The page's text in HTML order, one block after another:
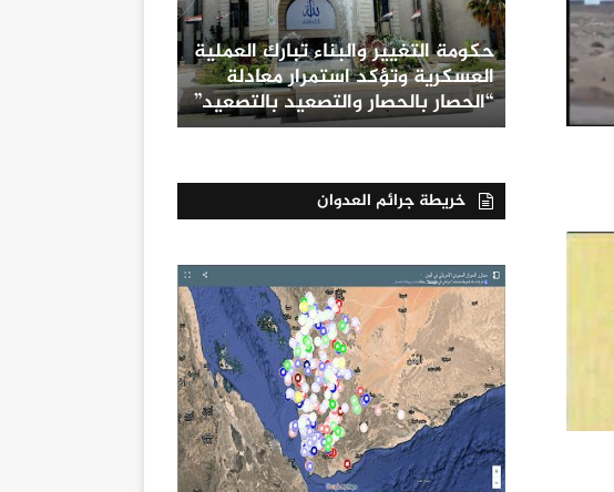
حكومة التغيير والبناء تبارك العملية
العسكرية وتؤكد استمرار معادلة
“الحصار بالحصار والتصعيد بالتصعيد”
خريطة جرائم العدوان